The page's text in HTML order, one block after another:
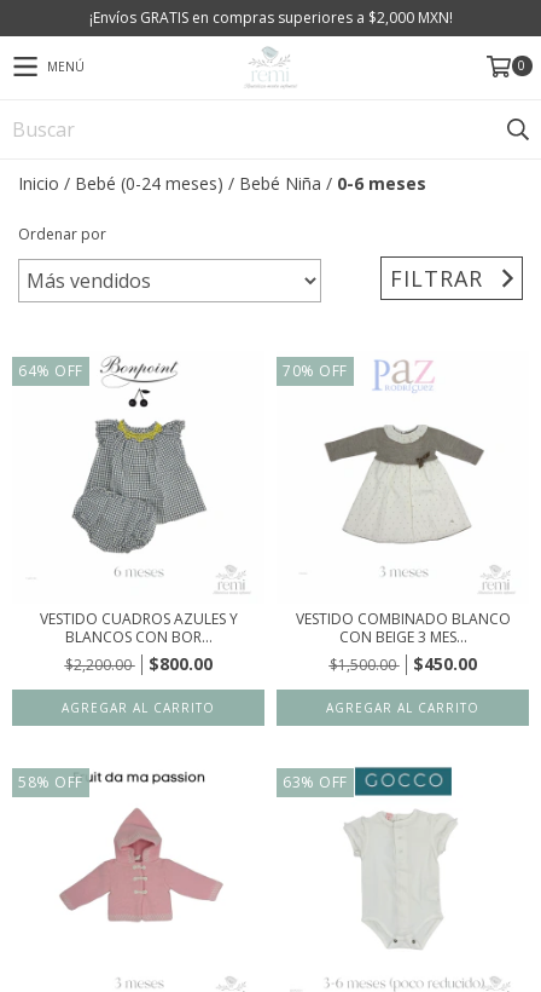
¡Envíos GRATIS en compras superiores a $2,000 MXN!
MENÚ 0
Inicio / Bebé (0-24 meses) / Bebé Niña / 0-6 meses
Ordenar por
FILTRAR
64% OFF
VESTIDO CUADROS AZULES Y
BLANCOS CON BOR...
$2,200.00
$800.00
70% OFF
VESTIDO COMBINADO BLANCO
CON BEIGE 3 MES...
$1,500.00
$450.00
58% OFF 63% OFF